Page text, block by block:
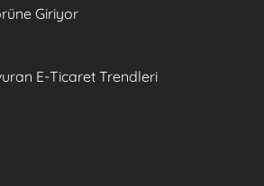
Giriyor
E-Ticaret Trendleri